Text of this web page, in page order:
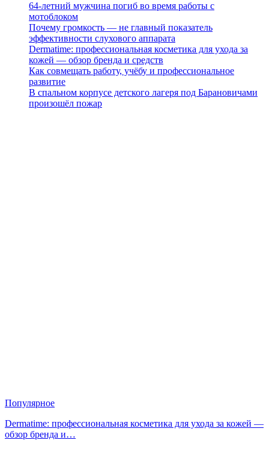
64-летний мужчина погиб во время работы с
мотоблоком
Почему громкость — не главный показатель
эффективности слухового аппарата
Dermatime: профессиональная косметика для ухода за
кожей — обзор бренда и средств
Как совмещать работу, учёбу и профессиональное
развитие
В спальном корпусе детского лагеря под Барановичами
произошёл пожар
Популярное
Dermatime: профессиональная косметика для ухода за кожей —
обзор бренда и…